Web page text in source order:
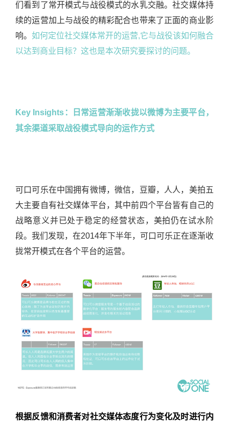
们看到了常开模式与战役模式的水乳交融。社交媒体持
续的运营加上与战役的精彩配合也带来了正面的商业影
响。 如何定位社交媒体常开的运营,它与战役该如何融合
以达到商业目标？这也是本次研究要探讨的问题。
Key Insights：
日常运营渐渐收拢以微博为主要平台，
其余渠道采取战役模式导向的运作方式
可口可乐在中国拥有微博，微信，豆瓣，人人，美拍五
大主要自有社交媒体平台，其中前四个平台皆有自己的
战略意义并已处于稳定的经营状态，美拍仍在试水阶
段。我们发现，在2014年下半年，可口可乐正在逐渐收
拢常开模式在各个平台的运营。
根据反馈和消费者对社交媒体态度行为变化及时进行内